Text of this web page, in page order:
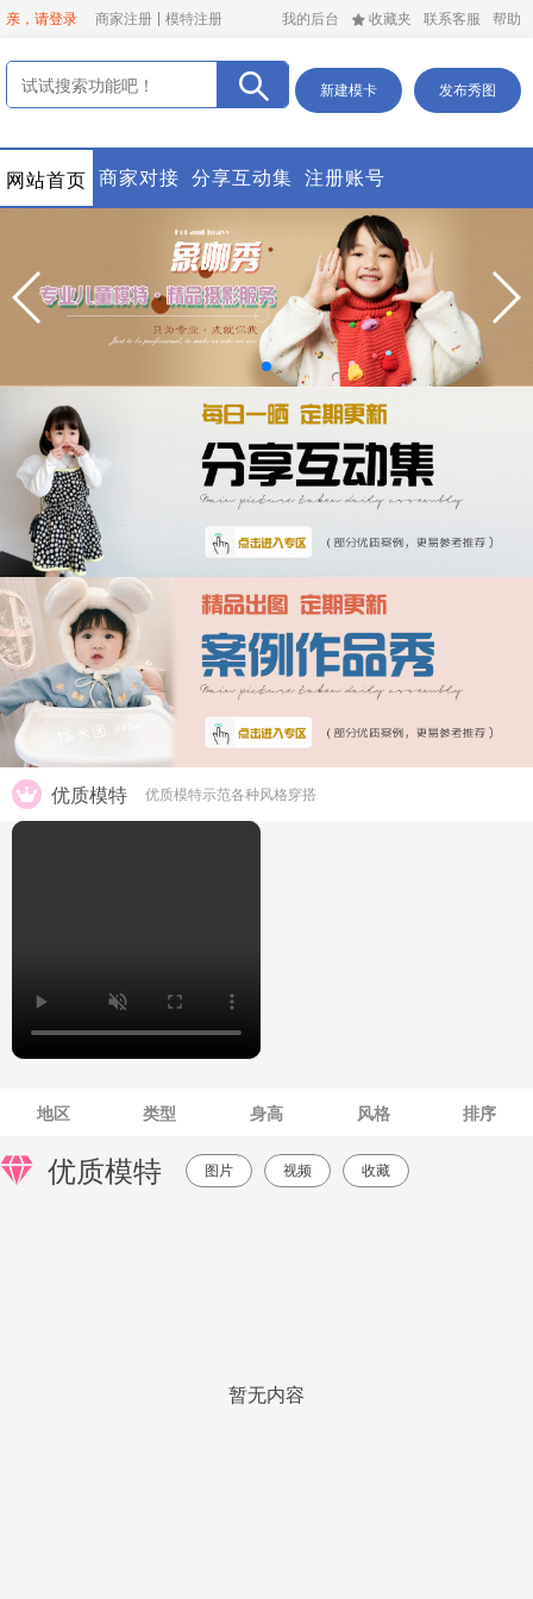
亲，请登录 商家注册 模特注册 我的后台 收藏夹 联系客服 帮助
新建模卡 发布秀图
网站首页 商家对接 分享互动集 注册账号
优质模特 优质模特示范各种风格穿搭
地区 类型 身高 风格 排序
优质模特 图片 视频 收藏
暂无内容